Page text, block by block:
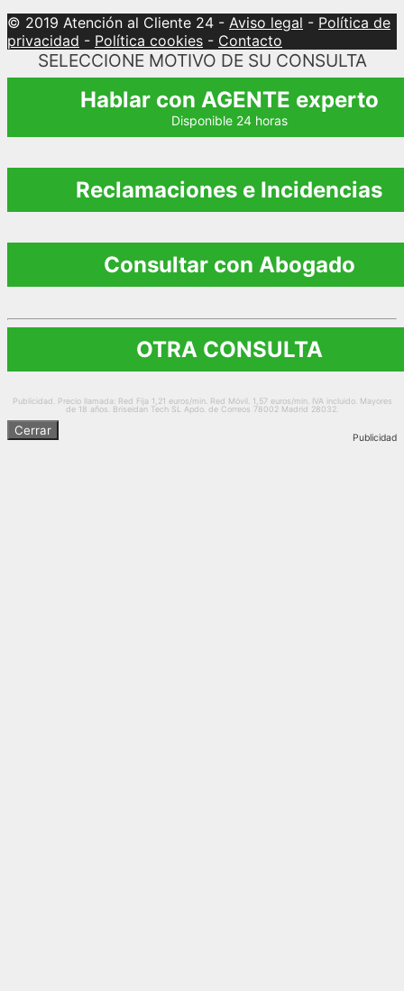
© 2019 Atención al Cliente 24 - Aviso legal - Política de
privacidad - Política cookies - Contacto
SELECCIONE MOTIVO DE SU CONSULTA
Hablar con AGENTE experto
Disponible 24 horas
Reclamaciones e Incidencias
Consultar con Abogado
OTRA CONSULTA
Publicidad. Precio llamada: Red Fija 1,21 euros/min. Red Móvil. 1,57 euros/min. IVA incluido. Mayores
de 18 años. Briseidan Tech SL Apdo. de Correos 78002 Madrid 28032.
Publicidad
Cerrar